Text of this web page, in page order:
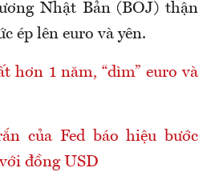
Nhật Bản (BOJ) thận
ép lên euro và yên.
hơn 1 năm, “dìm” euro và
của Fed báo hiệu bước
đồng USD